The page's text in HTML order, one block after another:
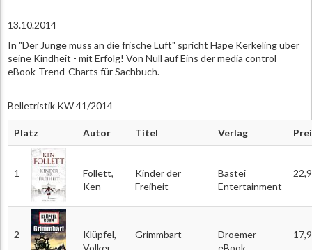
13.10.2014
In "Der Junge muss an die frische Luft" spricht Hape Kerkeling über
seine Kindheit - mit Erfolg! Von Null auf Eins der media control
eBook-Trend-Charts für Sachbuch.
Belletristik KW 41/2014
Platz Autor Titel Verlag
1
Follett,
Ken
Kinder der
Freiheit
Bastei
Entertainment
2
Klüpfel,
Grimmbart
Droemer